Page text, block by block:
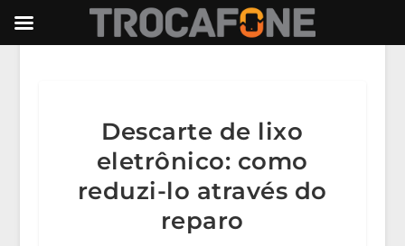
Descarte de lixo
eletrônico: como
reduzi-lo através do
reparo